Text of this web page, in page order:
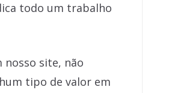
todo um trabalho
nosso site, não
tipo de valor em